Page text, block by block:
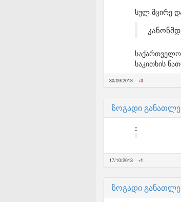
სულ მცირე
საკითხის
30/09/2013 +3
ზოგადი
17/10/2013 +1
ზოგადი